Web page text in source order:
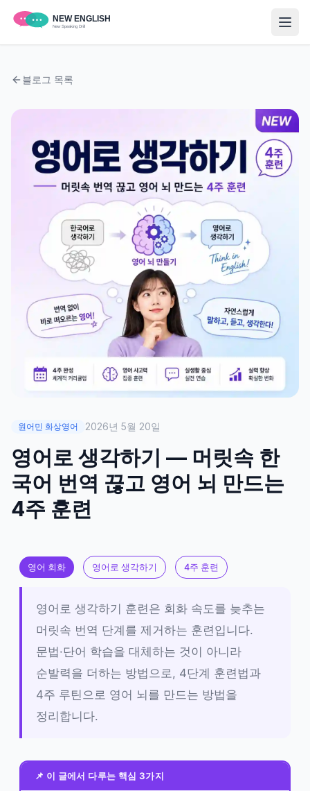
블로그 목록
원어민 화상영어 2026년 5월 20일
영어로 생각하기 — 머릿속 한
국어 번역 끊고 영어 뇌 만드는
4주 훈련
영어 회화 영어로 생각하기 4주 훈련
영어로 생각하기 훈련은 회화 속도를 늦추는
머릿속 번역 단계를 제거하는 훈련입니다.
문법·단어 학습을 대체하는 것이 아니라
순발력을 더하는 방법으로, 4단계 훈련법과
4주 루틴으로 영어 뇌를 만드는 방법을
정리합니다.
📌 이 글에서 다루는 핵심 3가지